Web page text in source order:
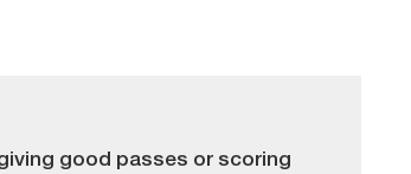
good passes or scoring